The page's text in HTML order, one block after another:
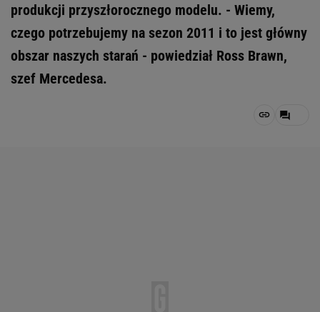
produkcji przyszłorocznego modelu. - Wiemy,
czego potrzebujemy na sezon 2011 i to jest główny
obszar naszych starań - powiedział Ross Brawn,
szef Mercedesa.